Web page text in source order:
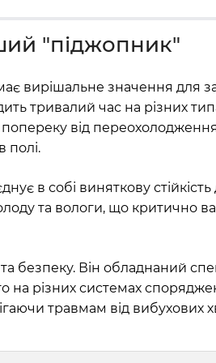
"піджопник"
вирішальне значення для
тривалий час на різних
від
полі.
в собі виняткову
та вологи, що критично
безпеку. Він обладнаний
на різних системах
травмам від вибухових